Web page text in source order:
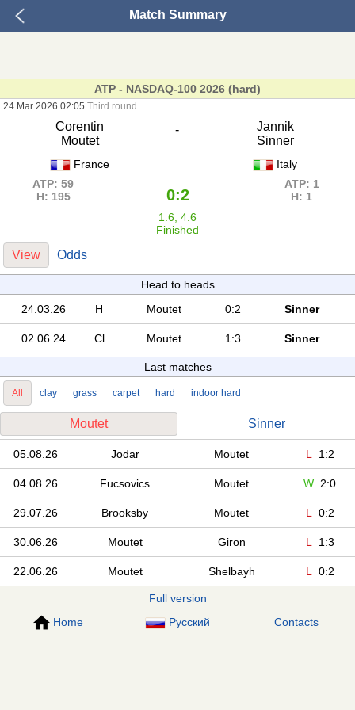
Match Summary
ATP - NASDAQ-100 2026 (hard)
24 Mar 2026 02:05 Third round
Corentin
Moutet
-
Jannik
Sinner
France
Italy
ATP: 59
H: 195
0:2
ATP: 1
H: 1
1:6, 4:6
Finished
View Odds
Head to heads
24.03.26
H Moutet 0:2 Sinner
02.06.24 Cl Moutet 1:3 Sinner
Last matches
All clay grass carpet hard indoor hard
Moutet Sinner
05.08.26 Jodar Moutet L 1:2
04.08.26 Fucsovics Moutet W 2:0
29.07.26 Brooksby Moutet L 0:2
30.06.26 Moutet Giron L 1:3
22.06.26 Moutet Shelbayh L 0:2
Full version
Home
Русский Contacts